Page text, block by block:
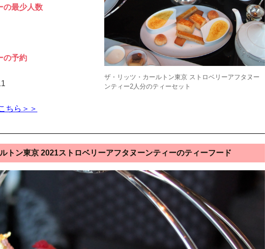
の最少人数
の予約
ちら＞＞
ザ・リッツ・カールトン東京 ストロベリーアフタヌー
ンティー2人分のティーセット
トン東京 2021ストロベリーアフタヌーンティーのティーフード